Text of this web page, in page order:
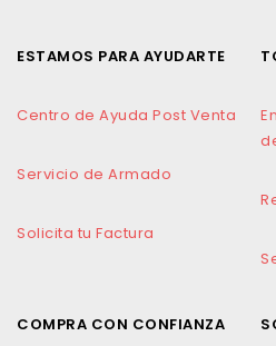
ESTAMOS PARA AYUDARTE
Centro de Ayuda Post Venta
Servicio de Armado
Solicita tu Factura
COMPRA CON CONFIANZA